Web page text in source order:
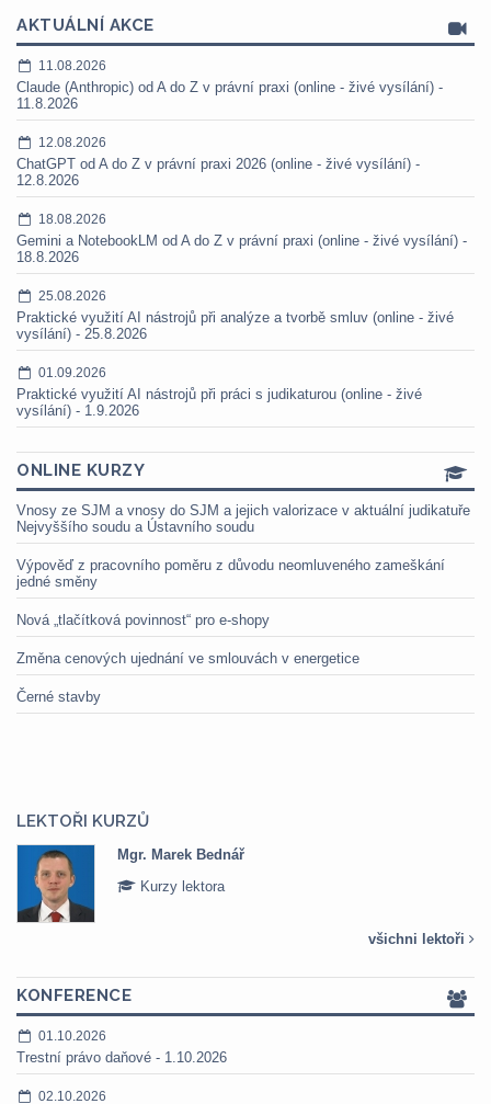
AKTUÁLNÍ AKCE
11.08.2026
Claude (Anthropic) od A do Z v právní praxi (online - živé vysílání) -
11.8.2026
12.08.2026
ChatGPT od A do Z v právní praxi 2026 (online - živé vysílání) -
12.8.2026
18.08.2026
Gemini a NotebookLM od A do Z v právní praxi (online - živé vysílání) -
18.8.2026
25.08.2026
Praktické využití AI nástrojů při analýze a tvorbě smluv (online - živé
vysílání) - 25.8.2026
01.09.2026
Praktické využití AI nástrojů při práci s judikaturou (online - živé
vysílání) - 1.9.2026
ONLINE KURZY
Vnosy ze SJM a vnosy do SJM a jejich valorizace v aktuální judikatuře
Nejvyššího soudu a Ústavního soudu
Výpověď z pracovního poměru z důvodu neomluveného zameškání
jedné směny
Nová „tlačítková povinnost“ pro e-shopy
Změna cenových ujednání ve smlouvách v energetice
Černé stavby
LEKTOŘI KURZŮ
všichni lektoři
KONFERENCE
01.10.2026
Trestní právo daňové - 1.10.2026
02.10.2026